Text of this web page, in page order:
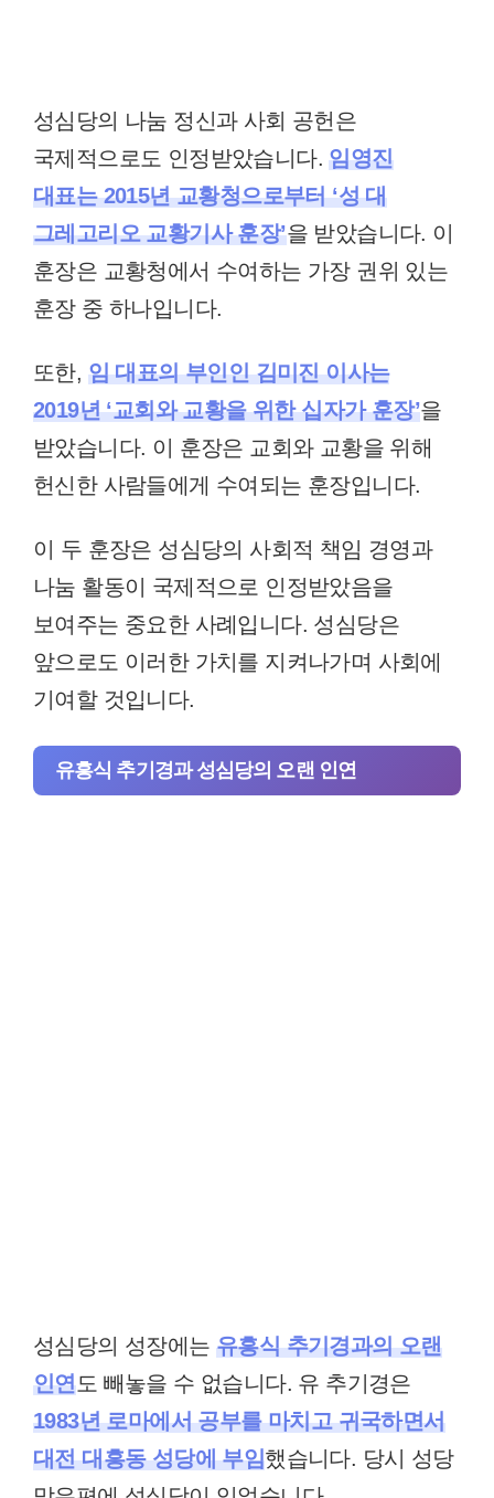
성심당의 나눔 정신과 사회 공헌은
국제적으로도 인정받았습니다.임영진
대표는 2015년 교황청으로부터 ‘성 대
그레고리오 교황기사 훈장’을 받았습니다. 이
훈장은 교황청에서 수여하는 가장 권위 있는
훈장 중 하나입니다.
또한, 임 대표의 부인인 김미진 이사는
2019년 ‘교회와 교황을 위한 십자가 훈장’을
받았습니다. 이 훈장은 교회와 교황을 위해
헌신한 사람들에게 수여되는 훈장입니다.
이 두 훈장은 성심당의 사회적 책임 경영과
나눔 활동이 국제적으로 인정받았음을
보여주는 중요한 사례입니다. 성심당은
앞으로도 이러한 가치를 지켜나가며 사회에
기여할 것입니다.
유흥식 추기경과 성심당의 오랜 인연
성심당의 성장에는 유흥식 추기경과의 오랜
인연도 빼놓을 수 없습니다. 유 추기경은
1983년 로마에서 공부를 마치고 귀국하면서
대전 대흥동 성당에 부임했습니다. 당시 성당